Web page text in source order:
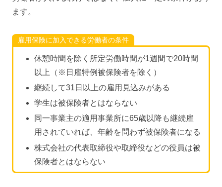
ます。
雇用保険に加入できる労働者の条件
休憩時間を除く所定労働時間が1週間で20時間
以上（※日雇特例被保険者を除く）
継続して31日以上の雇用見込みがある
学生は被保険者とはならない
同一事業主の適用事業所に65歳以降も継続雇
用されていれば、年齢を問わず被保険者になる
株式会社の代表取締役や取締役などの役員は被
保険者とはならない